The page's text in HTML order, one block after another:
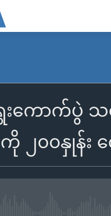
ကောက်ပွဲ သ
ကို ၂၀၀နှုန်း